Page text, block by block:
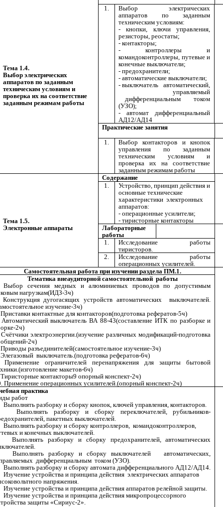
Тема 1.4.
Выбор электрических
аппаратов по заданным
техническим условиям и
проверка их на соответствие
заданным режимам работы
1.
Выбор электрических
аппаратов по заданным
техническим условиям:
- кнопки, ключи управления,
резисторы, реостаты;
- контакторы;
- контроллеры и
командоконтроллеры, путевые и
конечные выключатели;
- предохранители;
- автоматические выключатели;
- выключатель автоматический,
управляемый
дифференциальным током
(УЗО);
- автомат дифференциальный
АД12/АД14
Практические занятия
1.
Выбор контакторов и кнопок
управления по заданным
техническим условиям и
проверка их на соответствие
заданным режимам работы
Тема 1.5.
Электронные аппараты
Содержание
1.
Устройство, принцип действия и
основные технические
характеристики электронных
аппаратов:
- операционные усилители;
- тиристорные контакторы
Лабораторные
работы
1.
Исследование работы
тиристоров.
2.
Исследование работы
операционных усилителей.
Самостоятельная работа при изучении раздела ПМ.1.
Тематика внеаудиторной самостоятельной работы
Выбор сечения медных и алюминиевых проводов по допустимым
нагрузкам(ИДЗ-3ч)
дугогасящих устройств автоматических выключателей.
изучение-3ч)
контактные для контакторов(подготовка рефератов-5ч)
выключатель ВА 88-43(составление ИТК по разборке и
2ч)
электроэнергии.(изучение различных модификаций-подготовка
2ч)
разъединителей(самостоятельное изучение-3ч)
выключатель.(подготовка рефератов-6ч)
Применение ограничителей перенапряжения для защиты бытовой
макетов-6ч)
контакторы9 опорный конспект-2ч)
Применение операционных усилителей.(опорный конспект-2ч)
практика
работ
разборку и сборку кнопок, ключей управления, контакторов.
Выполнять разборку и сборку переключателей, рубильников-
пакетных выключателей.
разборку и сборку контроллеров, командоконтроллеров,
и конечных выключателей.
Выполнять разборку и сборку предохранителей, автоматических
Выполнять разборку и сборку выключателей автоматических,
дифференциальным током (УЗО).
разборку и сборку автомата дифференциального АД12/АД14.
устройства и принципа действия электрических аппаратов
напряжения.
устройства и принципа действия аппаратов релейной защиты.
устройства и принципа действия микропроцессорного
защиты «Сириус-2».